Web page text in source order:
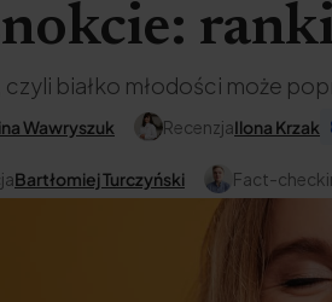
czyli białko młodości może
Wawryszuk RecenzjaIlona Krzak
Bartłomiej Turczyński Fact-